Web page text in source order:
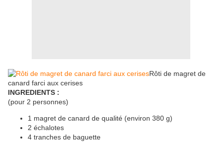
Rôti de magret de
canard farci aux cerises
INGREDIENTS :
(pour 2 personnes)
1 magret de canard de qualité (environ 380 g)
2 échalotes
4 tranches de baguette